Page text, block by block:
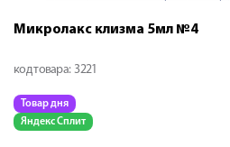
Микролакс клизма 5мл №4
код товара: 3221
Товар дня
Яндекс Сплит